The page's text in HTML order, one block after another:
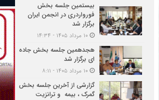
بیستمین جلسه بخش
فورواردری در انجمن ایران
برگزار شد
۱۰ مرداد ۱۴۰۵ - ۱۴:۳۴
هجدهمین جلسه بخش جاده
ای برگزار شد
۱۰ مرداد ۱۴۰۵ - ۸:۱۱
گزارشی از آخرین جلسه بخش
گمرک ، بیمه و ترانزیت